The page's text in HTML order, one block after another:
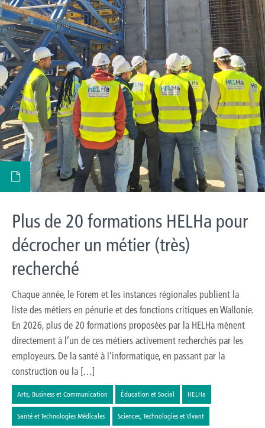
Plus de 20 formations HELHa pour
décrocher un métier (très)
recherché
Chaque année, le Forem et les instances régionales publient la
liste des métiers en pénurie et des fonctions critiques en Wallonie.
En 2026, plus de 20 formations proposées par la HELHa mènent
directement à l’un de ces métiers activement recherchés par les
employeurs. De la santé à l’informatique, en passant par la
construction ou la […]
Arts, Business et Communication Éducation et Social HELHa
Santé et Technologies Médicales Sciences, Technologies et Vivant